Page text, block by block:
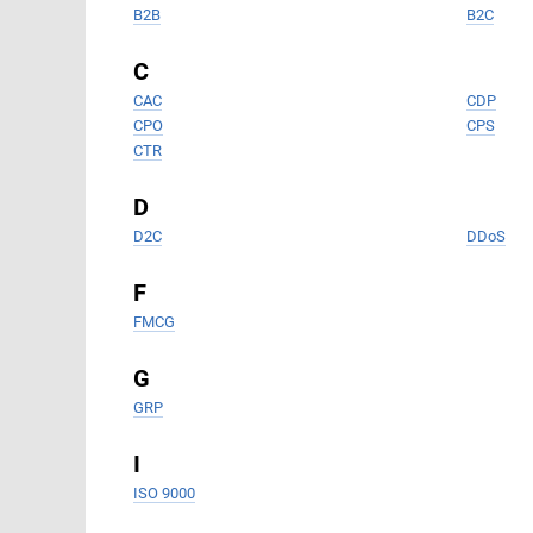
B2B B2C
C
CAC CDP
CPO
CPS
CTR
D
D2C DDoS
F
FMCG
G
GRP
I
ISO 9000